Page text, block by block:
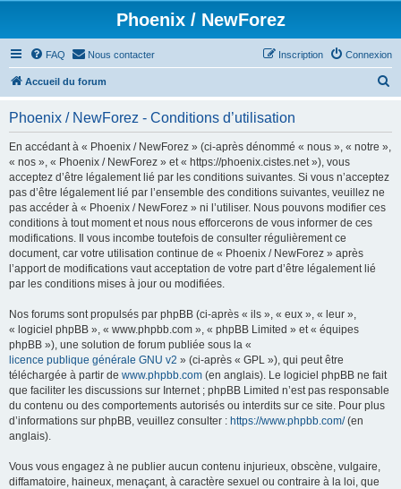
Phoenix / NewForez
FAQ Nous contacter Connexion
Inscription
Accueil du forum
Phoenix / NewForez - Conditions d’utilisation
En accédant à « Phoenix / NewForez » (ci-après dénommé « nous », « notre »,
« nos », « Phoenix / NewForez » et « https://phoenix.cistes.net »), vous
acceptez d’être légalement lié par les conditions suivantes. Si vous n’acceptez
pas d’être légalement lié par l’ensemble des conditions suivantes, veuillez ne
pas accéder à « Phoenix / NewForez » ni l’utiliser. Nous pouvons modifier ces
conditions à tout moment et nous nous efforcerons de vous informer de ces
modifications. Il vous incombe toutefois de consulter régulièrement ce
document, car votre utilisation continue de « Phoenix / NewForez » après
l’apport de modifications vaut acceptation de votre part d’être légalement lié
par les conditions mises à jour ou modifiées.
Nos forums sont propulsés par phpBB (ci-après « ils », « eux », « leur »,
« logiciel phpBB », « www.phpbb.com », « phpBB Limited » et « équipes
phpBB »), une solution de forum publiée sous la «
licence publique générale GNU v2 » (ci-après « GPL »), qui peut être
téléchargée à partir de www.phpbb.com (en anglais). Le logiciel phpBB ne fait
que faciliter les discussions sur Internet ; phpBB Limited n’est pas responsable
du contenu ou des comportements autorisés ou interdits sur ce site. Pour plus
d’informations sur phpBB, veuillez consulter : https://www.phpbb.com/(en
anglais).
Vous vous engagez à ne publier aucun contenu injurieux, obscène, vulgaire,
diffamatoire, haineux, menaçant, à caractère sexuel ou contraire à la loi, que